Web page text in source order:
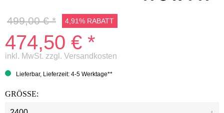
474,50 € *
inkl. MwSt. zzgl. Versandkosten
499,00 € * 4,91% RABATT
Lieferbar, Lieferzeit: 4-5 Werktage**
GRÖSSE: